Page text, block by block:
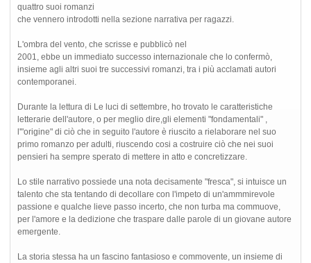
quattro suoi romanzi
che vennero introdotti nella sezione narrativa per ragazzi.
L'ombra del vento, che scrisse e pubblicò nel
2001, ebbe un immediato successo internazionale che lo confermò,
insieme agli altri suoi tre successivi romanzi, tra i più acclamati autori
contemporanei.
Durante la lettura di Le luci di settembre, ho trovato le caratteristiche
letterarie dell'autore, o per meglio dire,gli elementi "fondamentali" ,
l'"origine" di ciò che in seguito l'autore è riuscito a rielaborare nel suo
primo romanzo per adulti, riuscendo cosi a costruire ciò che nei suoi
pensieri ha sempre sperato di mettere in atto e concretizzare.
Lo stile narrativo possiede una nota decisamente "fresca", si intuisce un
talento che sta tentando di decollare con l'impeto di un'ammmirevole
passione e qualche lieve passo incerto, che non turba ma commuove,
per l'amore e la dedizione che traspare dalle parole di un giovane autore
emergente.
La storia stessa ha un fascino fantasioso e commovente, un insieme di